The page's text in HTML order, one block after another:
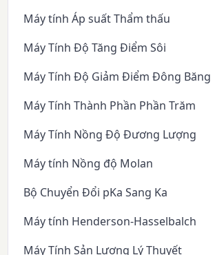
Máy tính Áp suất Thẩm thấu
Máy Tính Độ Tăng Điểm Sôi
Máy Tính Độ Giảm Điểm Đông Băng
Máy Tính Thành Phần Phần Trăm
Máy Tính Nồng Độ Đương Lượng
Máy tính Nồng độ Molan
Bộ Chuyển Đổi pKa Sang Ka
Máy tính Henderson-Hasselbalch
Máy Tính Sản Lượng Lý Thuyết